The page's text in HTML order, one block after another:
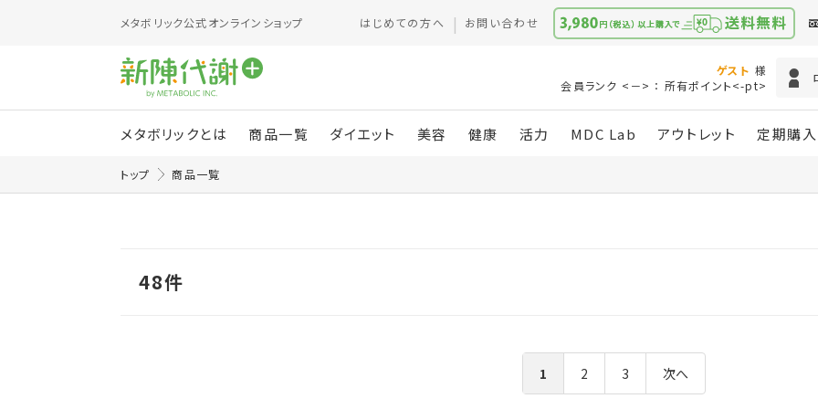
メタボリック公式オンラインショップ はじめての方へ お問い合わせ
ゲスト 様
会員ランク <－> ： 所有ポイント<-pt>
メタボリックとは 商品一覧 ダイエット 美容 健康 活力 MDC Lab アウトレット 定期購入
トップ 商品一覧
48件
1 2 3 次へ